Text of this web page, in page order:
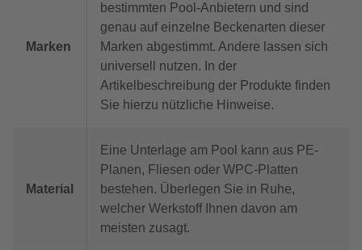
Marken
bestimmten Pool-Anbietern und sind
genau auf einzelne Beckenarten dieser
Marken abgestimmt. Andere lassen sich
universell nutzen. In der
Artikelbeschreibung der Produkte finden
Sie hierzu nützliche Hinweise.
Material
Eine Unterlage am Pool kann aus PE-
Planen, Fliesen oder WPC-Platten
bestehen. Überlegen Sie in Ruhe,
welcher Werkstoff Ihnen davon am
meisten zusagt.